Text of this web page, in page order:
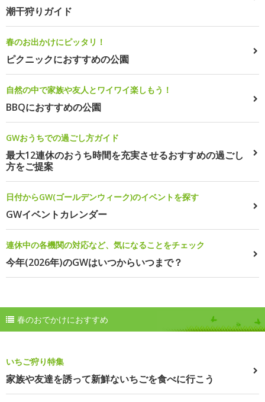
潮干狩りガイド
春のお出かけにピッタリ！
ピクニックにおすすめの公園
自然の中で家族や友人とワイワイ楽しもう！
BBQにおすすめの公園
GWおうちでの過ごし方ガイド
最大12連休のおうち時間を充実させるおすすめの過ごし
方をご提案
日付からGW(ゴールデンウィーク)のイベントを探す
GWイベントカレンダー
連休中の各機関の対応など、気になることをチェック
今年(2026年)のGWはいつからいつまで？
春のおでかけにおすすめ
いちご狩り特集
家族や友達を誘って新鮮ないちごを食べに行こう